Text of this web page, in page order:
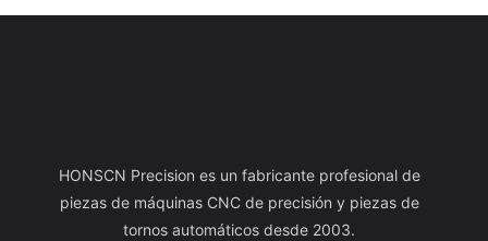
HONSCN Precision es un fabricante profesional de
piezas de máquinas CNC de precisión y piezas de
tornos automáticos desde 2003.